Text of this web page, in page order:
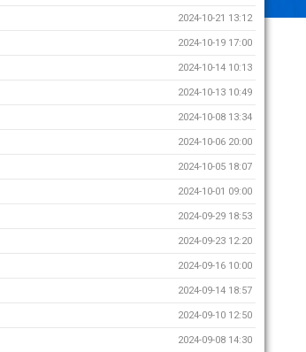
2024-10-21 13:12
2024-10-19 17:00
2024-10-14 10:13
2024-10-13 10:49
2024-10-08 13:34
2024-10-06 20:00
2024-10-05 18:07
2024-10-01 09:00
2024-09-29 18:53
2024-09-23 12:20
2024-09-16 10:00
2024-09-14 18:57
2024-09-10 12:50
2024-09-08 14:30